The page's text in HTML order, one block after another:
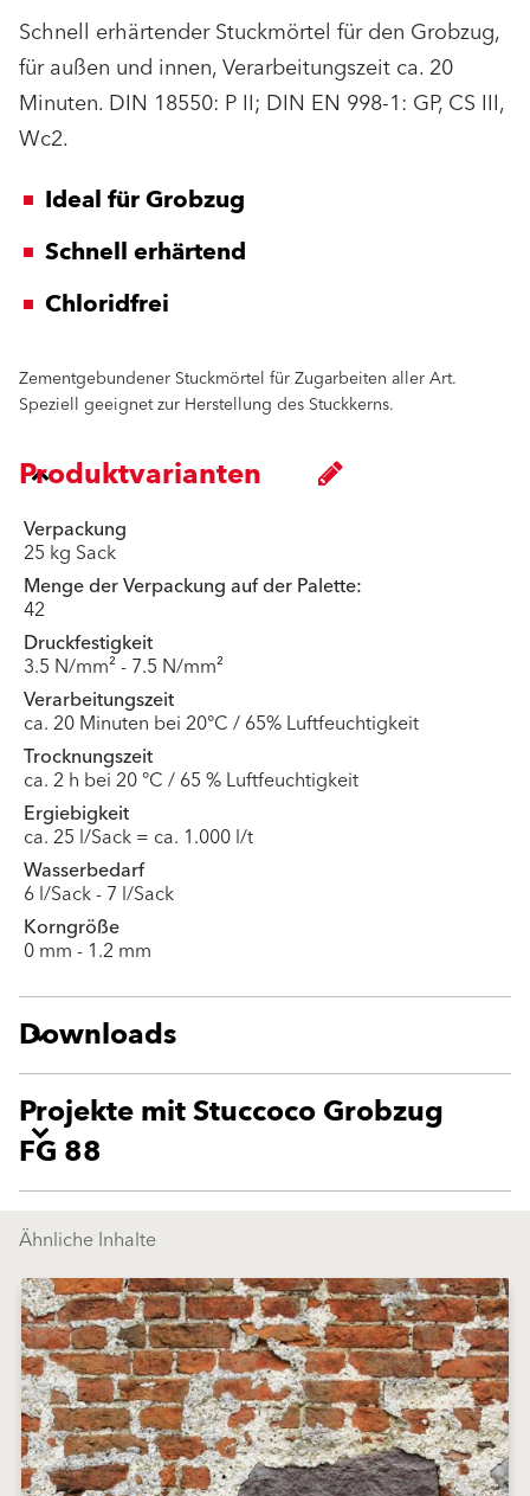
Schnell erhärtender Stuckmörtel für den Grobzug,
für außen und innen, Verarbeitungszeit ca. 20
Minuten. DIN 18550: P II; DIN EN 998-1: GP, CS III,
Wc2.
Ideal für Grobzug
Schnell erhärtend
Chloridfrei
Zementgebundener Stuckmörtel für Zugarbeiten aller Art.
Speziell geeignet zur Herstellung des Stuckkerns.
Produktvarianten
Verpackung
25 kg Sack
Menge der Verpackung auf der Palette:
42
Druckfestigkeit
3.5 N/mm² - 7.5 N/mm²
Verarbeitungszeit
ca. 20 Minuten bei 20°C / 65% Luftfeuchtigkeit
Trocknungszeit
ca. 2 h bei 20 °C / 65 % Luftfeuchtigkeit
Ergiebigkeit
ca. 25 l/Sack = ca. 1.000 l/t
Wasserbedarf
6 l/Sack - 7 l/Sack
Korngröße
0 mm - 1.2 mm
Downloads
Projekte mit Stuccoco Grobzug
FG 88
Ähnliche Inhalte